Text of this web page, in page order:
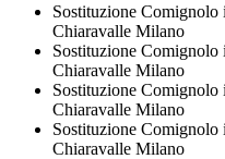
Sostituzione Comignolo
Chiaravalle Milano
Sostituzione Comignolo
Chiaravalle Milano
Sostituzione Comignolo
Chiaravalle Milano
Sostituzione Comignolo
Chiaravalle Milano